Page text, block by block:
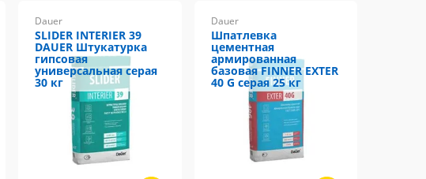
Dauer
SLIDER INTERIER 39
DAUER Штукатурка
гипсовая
универсальная серая
30 кг
Dauer
Шпатлевка
цементная
армированная
базовая FINNER EXTER
40 G серая 25 кг